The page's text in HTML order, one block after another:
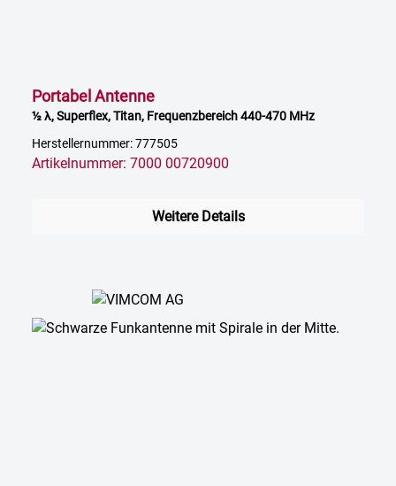
Portabel Antenne
½ λ, Superflex, Titan, Frequenzbereich 440-470 MHz
Herstellernummer: 777505
Artikelnummer: 7000 00720900
Weitere Details